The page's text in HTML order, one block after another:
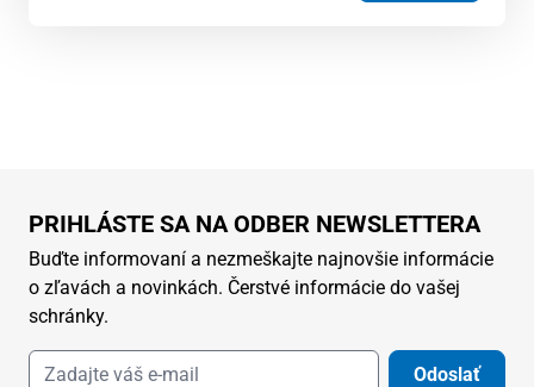
PRIHLÁSTE SA NA ODBER NEWSLETTERA
Buďte informovaní a nezmeškajte najnovšie informácie
o zľavách a novinkách. Čerstvé informácie do vašej
schránky.
Odoslať